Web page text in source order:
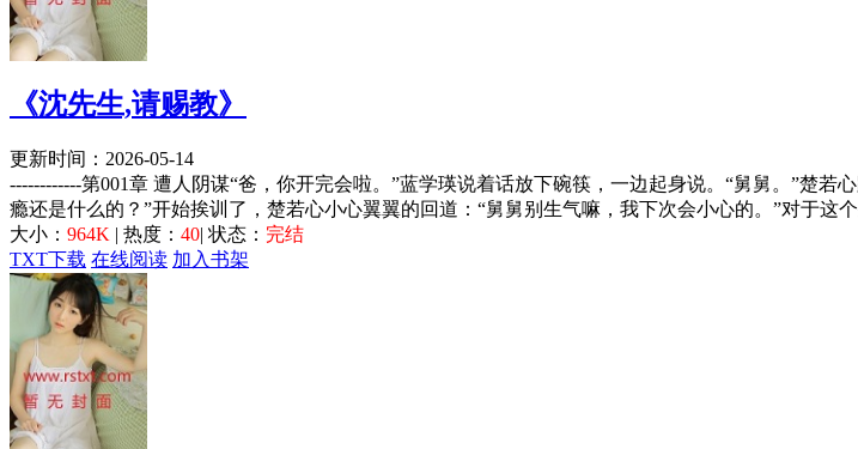
《沈先生,请赐教》
更新时间：2026-05-14
------------第001章 遭人阴谋“爸，你开完会啦。”蓝学瑛说着话放下碗筷，一边起身说。“舅舅。”楚
瘾还是什么的？”开始挨训了，楚若心小心翼翼的回道：“舅舅别生气嘛，我下次会小心的。”对于这
大小： 964K | 热度： 40| 状态： 完结
TXT下载 在线阅读 加入书架